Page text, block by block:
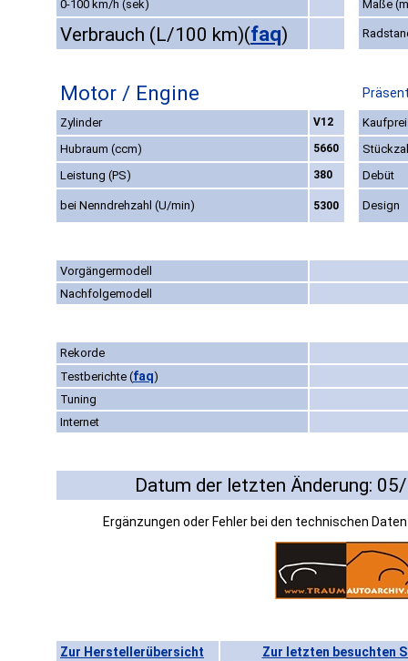
0-100 km/h (sek)
Maße
Verbrauch (L/100 km)(faq)
Motor / Engine
Zylinder V12
Hubraum (ccm)
5660
Leistung (PS)
380 Debüt
bei Nenndrehzahl (U/min) 5300 Design
Vorgängermodell
Nachfolgemodell
Rekorde
Testberichte (faq)
Tuning
Internet
Datum der letzten Änderung:
Ergänzungen oder Fehler bei den technischen
Zur Herstellerübersicht Zur letzten besuchten